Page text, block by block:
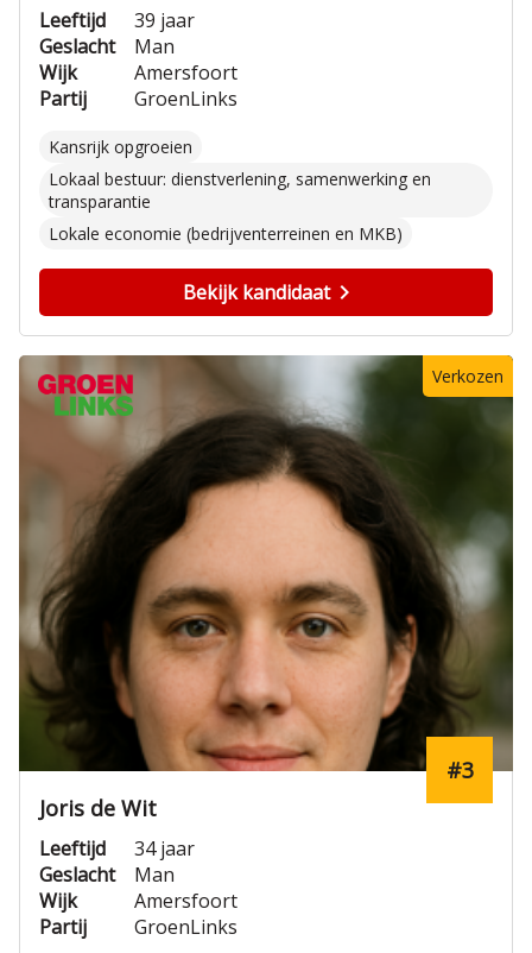
Leeftijd
39 jaar
Geslacht
Man
Wijk
Amersfoort
Partij
GroenLinks
Kansrijk opgroeien
Lokaal bestuur: dienstverlening, samenwerking en
transparantie
Lokale economie (bedrijventerreinen en MKB)
Bekijk kandidaat
Verkozen
Joris de Wit
#3
Leeftijd
34 jaar
Geslacht
Man
Wijk
Amersfoort
Partij
GroenLinks